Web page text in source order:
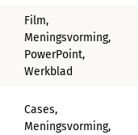
Film,
Meningsvorming,
PowerPoint,
Werkblad
Cases,
Meningsvorming,